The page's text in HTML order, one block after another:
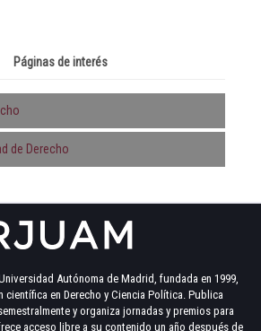
Páginas de interés
de Derecho
Autónoma de Madrid, fundada en 1999,
en Derecho y Ciencia Política. Publica
y organiza jornadas y premios para
acceso libre a su contenido un año después de